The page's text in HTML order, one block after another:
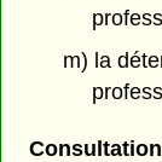
m) la